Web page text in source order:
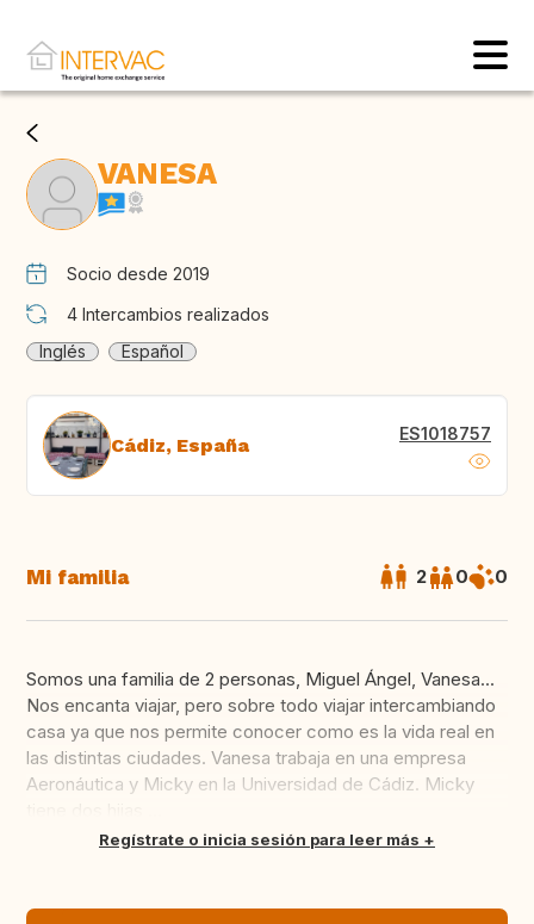
VANESA
Socio desde 2019
4 Intercambios realizados
Inglés
Español
Cádiz, España ES1018757
Mi familia 2 0 0
Somos una familia de 2 personas, Miguel Ángel, Vanesa...
Nos encanta viajar, pero sobre todo viajar intercambiando
casa ya que nos permite conocer como es la vida real en
las distintas ciudades. Vanesa trabaja en una empresa
Aeronáutica y Micky en la Universidad de Cádiz. Micky
TraducirRegístrate o inicia sesión para leer más